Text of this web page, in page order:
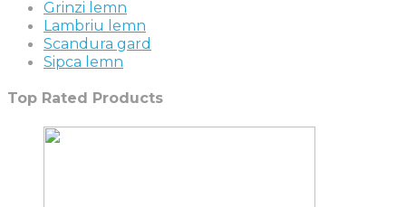
Grinzi lemn
Lambriu lemn
Scandura gard
Sipca lemn
Top Rated Products